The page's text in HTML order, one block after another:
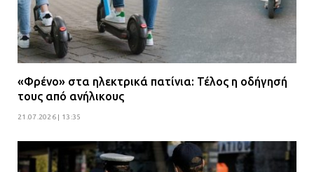
«Φρένο» στα ηλεκτρικά πατίνια: Τέλος η οδήγησή
τους από ανήλικους
21.07.2026 | 13:35